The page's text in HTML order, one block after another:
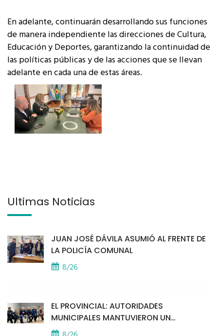
En adelante, continuarán desarrollando sus funciones
de manera independiente las direcciones de Cultura,
Educación y Deportes, garantizando la continuidad de
las políticas públicas y de las acciones que se llevan
adelante en cada una de estas áreas.
Últimas Noticias
JUAN JOSÉ DÁVILA ASUMIÓ AL FRENTE DE
LA POLICÍA COMUNAL
8/26
EL PROVINCIAL: AUTORIDADES
MUNICIPALES MANTUVIERON UN
ENCUENTRO CON VECINOS POR LA